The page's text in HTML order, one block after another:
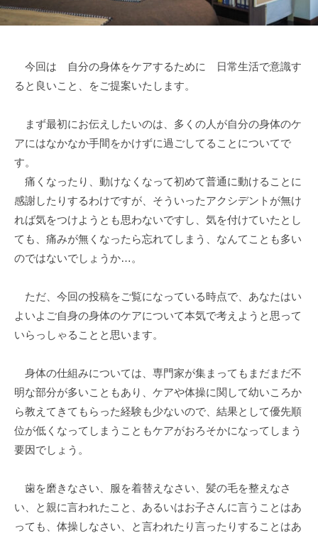
今回は 自分の身体をケアするために 日常生活で意識す
ると良いこと、をご提案いたします。
まず最初にお伝えしたいのは、多くの人が自分の身体のケ
アにはなかなか手間をかけずに過ごしてることについてで
す。
痛くなったり、動けなくなって初めて普通に動けることに
感謝したりするわけですが、そういったアクシデントが無け
れば気をつけようとも思わないですし、気を付けていたとし
ても、痛みが無くなったら忘れてしまう、なんてことも多い
のではないでしょうか…。
ただ、今回の投稿をご覧になっている時点で、あなたはい
よいよご自身の身体のケアについて本気で考えようと思って
いらっしゃることと思います。
身体の仕組みについては、専門家が集まってもまだまだ不
明な部分が多いこともあり、ケアや体操に関して幼いころか
ら教えてきてもらった経験も少ないので、結果として優先順
位が低くなってしまうこともケアがおろそかになってしまう
要因でしょう。
歯を磨きなさい、服を着替えなさい、髪の毛を整えなさ
い、と親に言われたこと、あるいはお子さんに言うことはあ
っても、体操しなさい、と言われたり言ったりすることはあ